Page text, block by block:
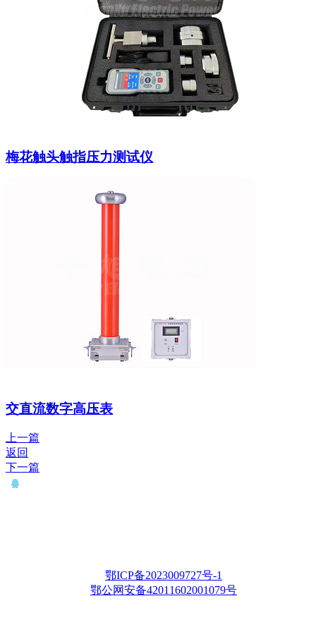
梅花触头触指压力测试仪
交直流数字高压表
上一篇
返回
下一篇
鄂ICP备2023009727号-1
鄂公网安备42011602001079号